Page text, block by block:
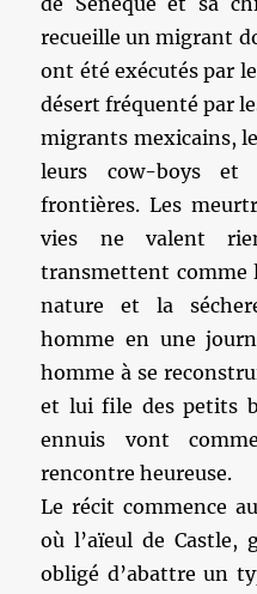
recueille un migrant
ont été exécutés par
désert fréquenté par
migrants mexicains,
leurs cow-boys et
frontières. Les
vies ne valent
transmettent comme
nature et la
homme en une
homme à se
et lui file des petits
ennuis vont
rencontre heureuse.
Le récit commence
où l’aïeul de Castle,
obligé d’abattre un